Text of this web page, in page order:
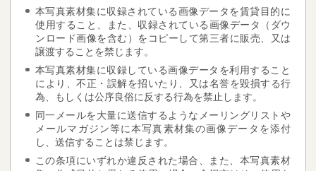
本写真素材集に収録されている画像データを賃貸目的に
使用すること、また、収録されている画像データ（ダウ
ンロード画像を含む）をコピーして第三者に販売、又は
譲渡することを禁じます。
本写真素材集に収録している画像データを利用すること
により、不正・誤解を招いたり、又は名誉を毀損する行
為、もしくは公序良俗に反する行為を禁止します。
同一メールを大量に送信するようなメーリングリストや
メールマガジン等に本写真素材集の画像データを添付
し、送信することは禁じます。
この条項にいずれか違反された場合、また、本写真素材